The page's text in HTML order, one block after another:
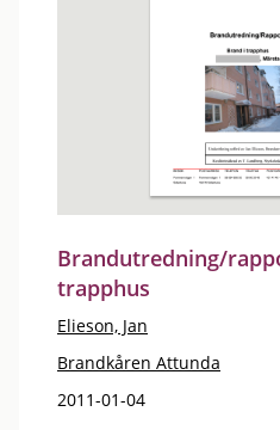
Brandutredning/
trapphus
Elieson, Jan
Brandkåren Attunda
2011-01-04